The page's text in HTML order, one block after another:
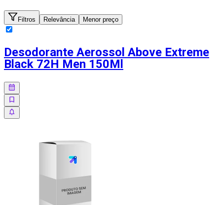
Filtros Relevância Menor preço
Desodorante Aerossol Above Extreme
Black 72H Men 150Ml